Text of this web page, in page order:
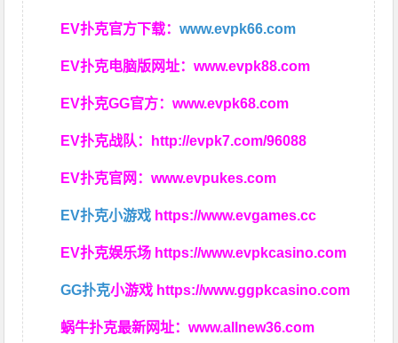
EV扑克官方下载：www.evpk66.com
EV扑克电脑版网址：www.evpk88.com
EV扑克GG官方：www.evpk68.com
EV扑克战队： http://evpk7.com/96088
EV扑克官网：www.evpukes.com
EV扑克小游戏 https://www.evgames.cc
EV扑克娱乐场 https://www.evpkcasino.com
GG扑克小游戏 https://www.ggpkcasino.com
蜗牛扑克最新网址：www.allnew36.com